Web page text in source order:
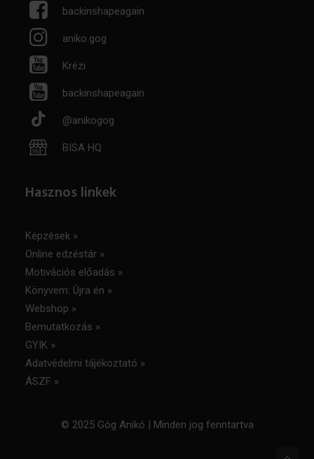
backinshapeagain
aniko.gog
Krézi
backinshapeagain
@anikogog
BISA HQ
Hasznos linkek
Képzések »
Online edzéstár »
Motivációs előadás »
Könyvem: Újra én »
Webshop »
Bemutatkozás »
GYIK »
Adatvédelmi tájékoztató »
ÁSZF »
© 2025 Góg Anikó | Minden jog fenntartva